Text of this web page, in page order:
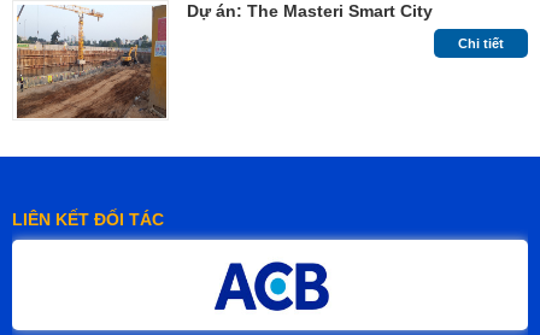
Dự án: The Masteri Smart City
Chi tiết
LIÊN KẾT ĐỐI TÁC